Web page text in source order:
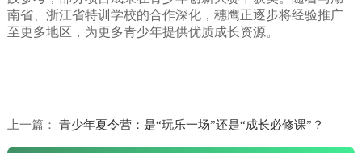
南省、浙江省特训学校的合作深化，穗鹰正逐步将经验推广
至更多地区，为更多青少年提供优质成长资源。
上一篇： 青少年夏令营：是“玩乐一场”还是“成长必修课”？